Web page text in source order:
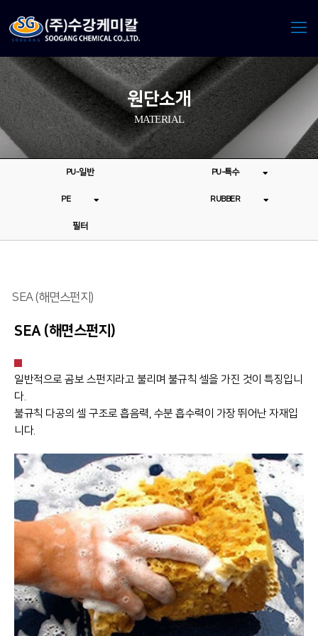
원단소개
MATERIAL
PU-일반 PU-특수
PE RUBBER
필터
SEA (해면스펀지)
SEA (해면스펀지)
일반적으로 곰보 스펀지라고 불리며 불규칙 셀을 가진 것이 특징입니
다.
불규칙 다공의 셀 구조로 흡음력, 수분 흡수력이 가장 뛰어난 자재입
니다.